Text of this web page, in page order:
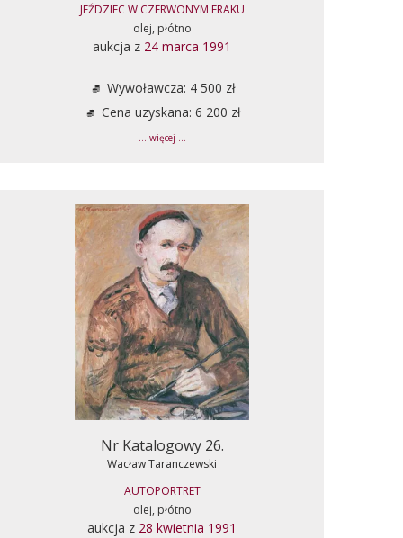
JEŹDZIEC W CZERWONYM FRAKU
olej, płótno
aukcja z 24 marca 1991
Wywoławcza: 4 500 zł
Cena uzyskana: 6 200 zł
... więcej ...
Nr Katalogowy 26.
Wacław Taranczewski
AUTOPORTRET
olej, płótno
aukcja z 28 kwietnia 1991